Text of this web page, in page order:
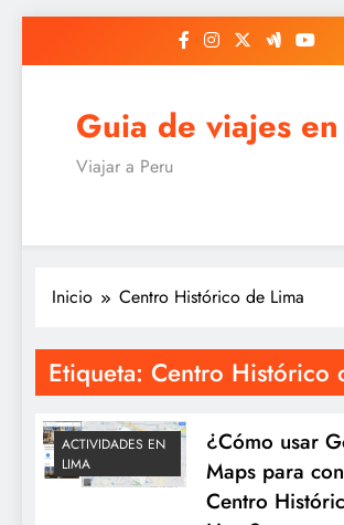
Guia de viajes
Viajar a Peru
Inicio Centro Histórico de Lima
Etiqueta: Centro Histórico
ACTIVIDADES EN
LIMA
¿Cómo usar
Maps para
Centro